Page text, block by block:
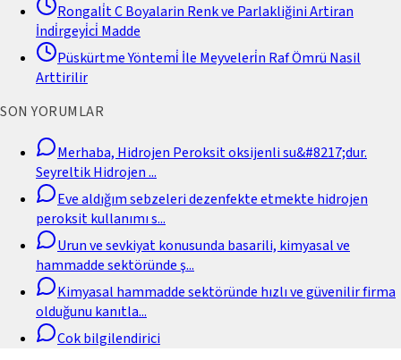
Rongali̇t C Boyalarin Renk ve Parlakliğini Artiran
İndi̇rgeyi̇ci̇ Madde
Püskürtme Yöntemi̇ İle Meyveleri̇n Raf Ömrü Nasil
Arttirilir
SON YORUMLAR
Merhaba, Hidrojen Peroksit oksijenli su&#8217;dur.
Seyreltik Hidrojen...
Eve aldığım sebzeleri dezenfekte etmekte hidrojen
peroksit kullanımı s...
Urun ve sevkiyat konusunda basarili, kimyasal ve
hammadde sektöründe ş...
Kimyasal hammadde sektöründe hızlı ve güvenilir firma
olduğunu kanıtla...
Cok bilgilendirici